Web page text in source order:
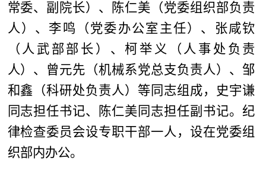
常委、副院长）、陈仁美（党委组织部负责
人）、李鸣（党委办公室主任）、张咸钦
（人武部部长）、柯举义（人事处负责
人）、曾元先（机械系党总支负责人）、邹
和鑫（科研处负责人）等同志组成，史宇谦
同志担任书记、陈仁美同志担任副书记。纪
律检查委员会设专职干部一人，设在党委组
织部内办公。